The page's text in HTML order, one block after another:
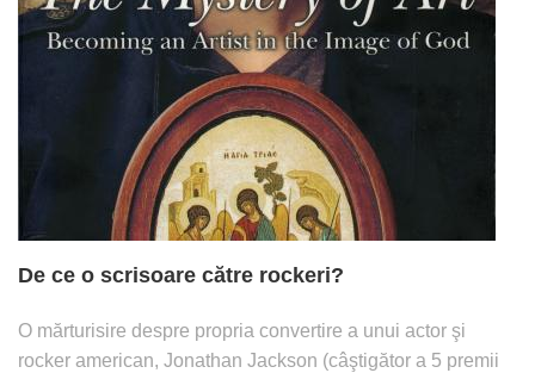
De ce o scrisoare către rockeri?
O mărturisire despre propria convertire a unui actor şi
rocker american, Jonathan Jackson (câştigător a 5 premii